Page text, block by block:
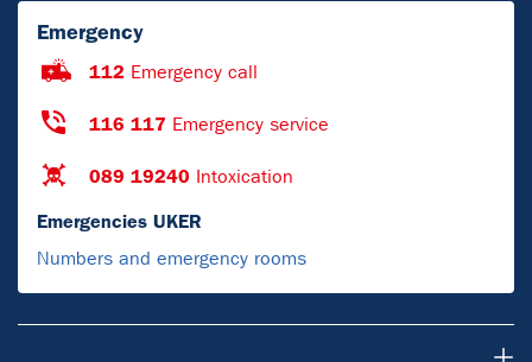
Emergency
112 Emergency call
116 117 Emergency service
089 19240 Intoxication
Emergencies UKER
Numbers and emergency rooms